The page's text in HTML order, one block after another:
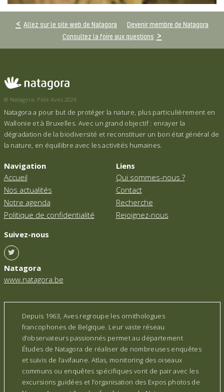
Allez sur le site web de Natagora
Devenir membre de Natagora
Consultez la foire aux questions
© Natagora, Pôle Aves 2026
Natagora a pour but de protéger la nature, plus particulièrement en
Wallonie et à Bruxelles. Avec un grand objectif : enrayer la
dégradation de la biodiversité et reconstituer un bon état général de
la nature, en équilibre avec les activités humaines.
Navigation
Accueil
Nos actualités
Notre agenda
Politique de confidentialité
Liens
Qui sommes-nous ?
Contact
Recherche
Rejoignez-nous
Suivez-nous
Natagora
www.natagora.be
Depuis 1963, Aves regroupe les ornithologues
francophones de Belgique. Leur vaste réseau
d’observateurs passionnés permet au département
Études de Natagora de réaliser de nombreuses enquêtes
et suivis de l’avifaune. Atlas, monitoring des oiseaux
communs ou enquêtes spécifiques vont de pair avec les
excursions guidées et l’organisation des Expos photos de